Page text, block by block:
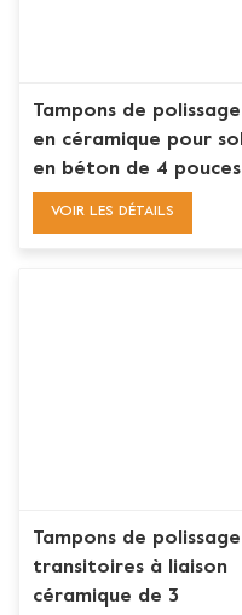
Tampons de polissage
en céramique pour sol
en béton de 4 pouces
VOIR LES DÉTAILS
Tampons de polissage
transitoires à liaison
céramique de 3